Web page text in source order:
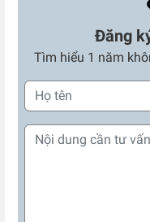
Đăng
Tìm hiểu 1 năm